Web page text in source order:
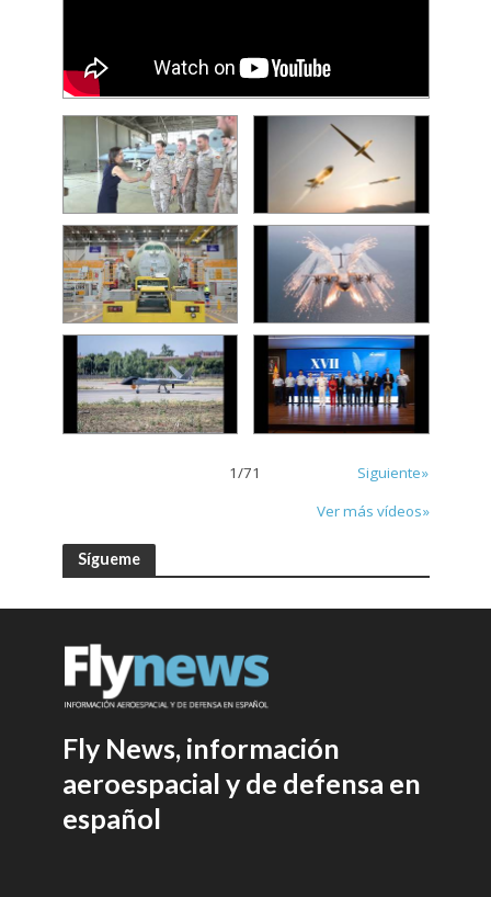
1/71
Siguiente»
Ver más vídeos»
Sígueme
Fly News, información
aeroespacial y de defensa en
español